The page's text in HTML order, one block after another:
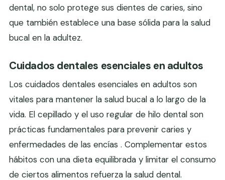
dental, no solo protege sus dientes de caries, sino
que también establece una base sólida para la salud
bucal en la adultez.
Cuidados dentales esenciales en adultos
Los cuidados dentales esenciales en adultos son
vitales para mantener la salud bucal a lo largo de la
vida. El cepillado y el uso regular de hilo dental son
prácticas fundamentales para prevenir caries y
enfermedades de las encías . Complementar estos
hábitos con una dieta equilibrada y limitar el consumo
de ciertos alimentos refuerza la salud dental.